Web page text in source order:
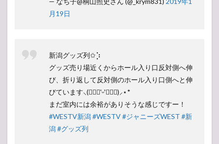
月19日
新潟グッズ列✩︎⡱
グッズ売り場近くからホール入り口反対側へ伸
び、折り返して反対側のホール入り口側へと伸
びています⸜(๑⃙⃘'ᵕ'๑⃙⃘)⸝⋆︎*
まだ室内には余裕がありそうな感じですー！
#WESTV新潟#WESTV#ジャニーズWEST #新
潟#グッズ列